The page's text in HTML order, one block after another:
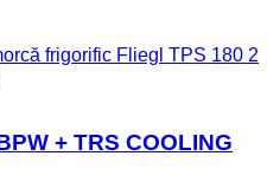
frigorific Fliegl TPS 180 2
+ TRS COOLING